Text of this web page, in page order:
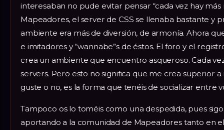
interesaban no pude evitar pensar “cada vez hay
Mapeadores, el server de CSS se llenaba bastante y
ambiente era más de diversión, de armonía. Ahora
e imitadores y “wannabe”s de éstos. El foro y el
crea un ambiente que encuentro asqueroso. Cada
servers. Pero esto no significa que me crea superior
guste o no, es la forma que tenéis de socializar entre
Tampoco os lo toméis como una despedida, pues
aportando a la comunidad de Mapeadores tanto en